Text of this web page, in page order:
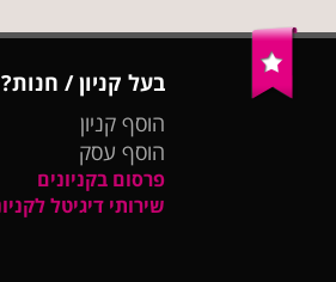
בעל קניון / חנות?
הוסף קניון
הוסף עסק
פרסום בקניונים
שירותי דיגיטל